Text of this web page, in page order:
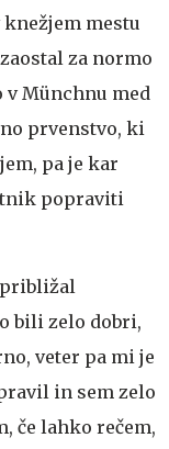
knežjem mestu
za normo
v Münchnu med
prvenstvo, ki
pa je kar
popraviti
približal
bili zelo dobri,
veter pa mi je
in sem zelo
če lahko rečem,